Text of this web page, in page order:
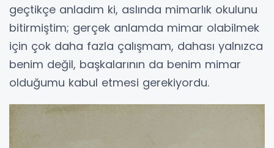
geçtikçe anladım ki, aslında mimarlık okulunu
bitirmiştim; gerçek anlamda mimar olabilmek
için çok daha fazla çalışmam, dahası yalnızca
benim değil, başkalarının da benim mimar
olduğumu kabul etmesi gerekiyordu.